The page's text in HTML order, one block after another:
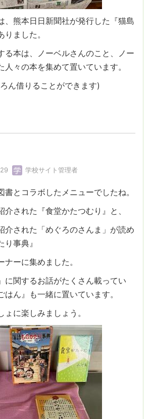
、熊本日日新聞社が発行した『猫島
ました。
る本は、ノーベルさんのこと、ノー
人々の本を集めて置いています。
ん借りることができます)
学校サイト管理者
書とコラボしたメニューでしたね。
介された『食堂かたつむり』と、
介された「めぐろのさんま」が読め
り事典』
ナーに集めました。
に関するお話がたくさん載ってい
はん』も一緒に置いています。
に楽しみましょう。